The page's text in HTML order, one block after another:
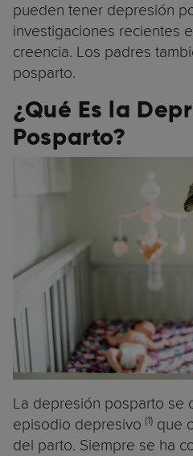
pueden tener depresión
investigaciones recientes
creencia. Los padres
posparto.
¿Qué Es la
Posparto?
La depresión posparto se
episodio depresivo (1) que
del parto. Siempre se ha